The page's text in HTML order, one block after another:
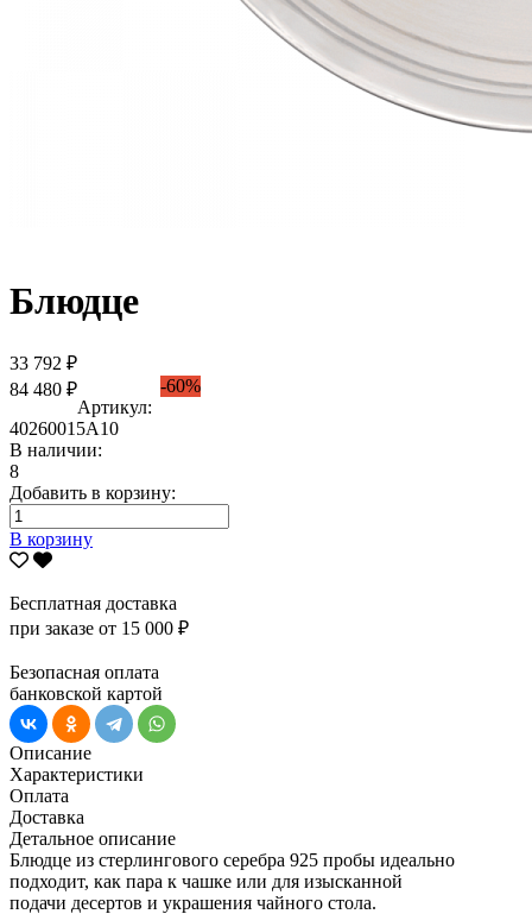
Блюдце
33 792 ₽
84 480 ₽
-60%
Артикул:
40260015А10
В наличии:
8
Добавить в корзину:
В корзину
Бесплатная доставка
при заказе от 15 000 ₽
Безопасная оплата
банковской картой
Описание
Характеристики
Оплата
Доставка
Детальное описание
Блюдце из стерлингового серебра 925 пробы идеально
подходит, как пара к чашке или для изысканной
подачи десертов и украшения чайного стола.